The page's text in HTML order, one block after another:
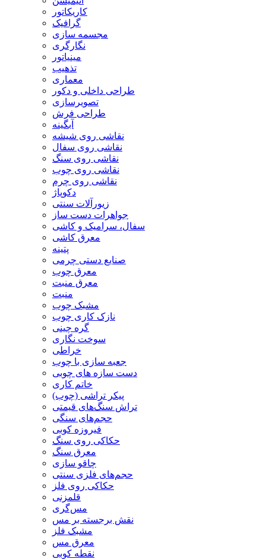
کاریکاتور
گرافیک
مجسمه سازی
نگارگری
مینیاتور
تذهیب
معماری
طراحی داخلی و دکور
تصویرسازی
طراحی فرش
آبگینه
نقاشی روی شیشه
نقاشی روی سفال
نقاشی روی سنگ
نقاشی روی چوب
نقاشی روی چرم
دکوپاژ
زیورآلات سنتی
جواهرات دست ساز
سفال، سرامیک و کاشی
معرق کاشی
پتینه
صنایع دستی چرمی
معرق چوب
معرق منبت
منبت
مشبک چوب
نازک کاری چوب
گره چینی
سوخت نگاری
خراطی
جعبه سازی با چوب
دست سازه های چوبی
خاتم کاری
پیکر تراشی (چوب)
تراش سنگ‌های قیمتی
حجم‌های سنگی
فیروزه کوبی
حکاکی روی سنگ
معرق سنگ
چاقو سازی
حجم‌های فلزی سنتی
حکاکی روی فلز
قلمزنی
مس‌گری
نقش برجسته بر مس
مشبک فلز
معرق مس
نقطه کوبی